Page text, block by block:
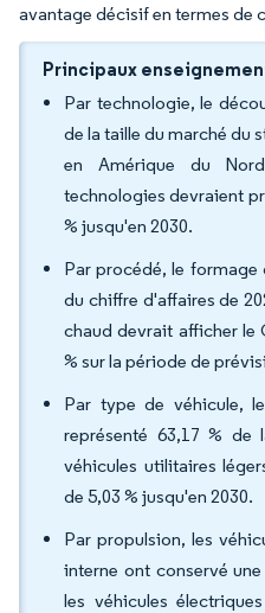
avantage décisif en termes de
Principaux
Par technologie, le
de la taille du marché du
en Amérique du
technologies devraient
% jusqu'en 2030.
Par procédé, le formage
du chiffre d'affaires de
chaud devrait afficher le
% sur la période de
Par type de véhicule,
représenté 63,17 % de
véhicules utilitaires
de 5,03 % jusqu'en 2030.
Par propulsion, les
interne ont conservé
les véhicules